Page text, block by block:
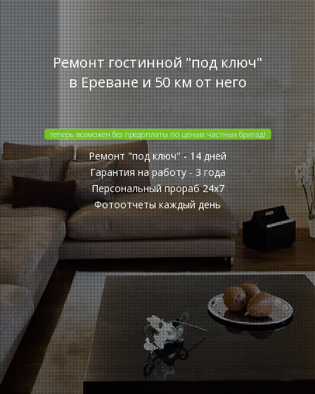
Ремонт гостинной "под ключ"
в Ереване и 50 км от него
теперь возможен без предоплаты по ценам частных бригад!
Ремонт "под ключ" - 14 дней
Гарантия на работу - 3 года
Персональный прораб 24x7
Фотоотчеты каждый день